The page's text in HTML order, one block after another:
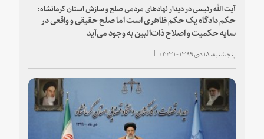
آیت الله رئیسی در دیدار نهادهای مردمی صلح و سازش استان کرمانشاه:
حکم دادگاه یک حکم ظاهری است اما صلح حقیقی و واقعی در
سایه حکمیت و اصلاح ذات‌البین به وجود می‌آید
پنجشنبه، ۱۸ دی ۱۳۹۹ - ۰۳:۳۱